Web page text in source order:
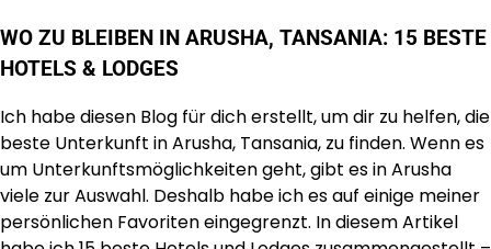
WO ZU BLEIBEN IN ARUSHA, TANSANIA: 15 BESTE
HOTELS & LODGES
Ich habe diesen Blog für dich erstellt, um dir zu helfen, die
beste Unterkunft in Arusha, Tansania, zu finden. Wenn es
um Unterkunftsmöglichkeiten geht, gibt es in Arusha
viele zur Auswahl. Deshalb habe ich es auf einige meiner
persönlichen Favoriten eingegrenzt. In diesem Artikel